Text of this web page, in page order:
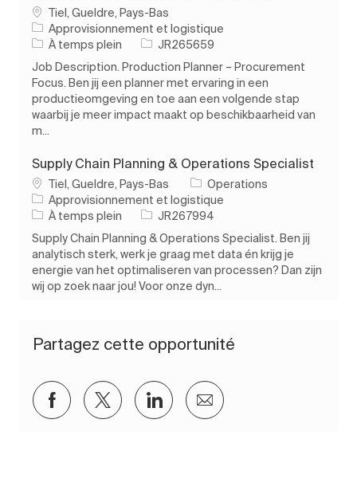
Emplacement
Tiel, Gueldre, Pays-Bas
Catégorie
Approvisionnement et logistique
Type d’emploi
À temps plein ID de l’emploi
JR265659
Job Description. Production Planner – Procurement
Focus. Ben jij een planner met ervaring in een
productieomgeving en toe aan een volgende stap
waarbij je meer impact maakt op beschikbaarheid van
m...
Supply Chain Planning & Operations Specialist
Emplacement
Tiel, Gueldre, Pays-Bas
Operations
Catégorie
Approvisionnement et logistique
Type d’emploi
À temps plein ID de l’emploi
JR267994
Supply Chain Planning & Operations Specialist. Ben jij
analytisch sterk, werk je graag met data én krijg je
energie van het optimaliseren van processen? Dan zijn
wij op zoek naar jou! Voor onze dyn...
Partagez cette opportunité
Partager via Facebook
Partager via twitter
Partager via LinkedIn
Partager par e-mail